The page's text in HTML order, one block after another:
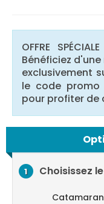
OFFRE
Bénéficiez
exclusivement
le code promo
pour profiter de
1 Choisissez